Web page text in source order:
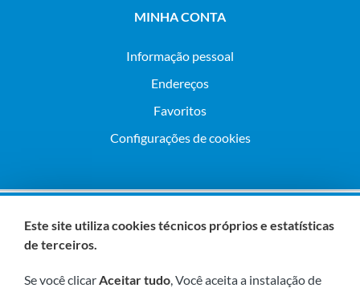
MINHA CONTA
Informação pessoal
Endereços
Favoritos
Configurações de cookies
Somos membros de:
Este site utiliza cookies técnicos próprios e estatísticas
de terceiros.
Se você clicarAceitar tudo, Você aceita a instalação de